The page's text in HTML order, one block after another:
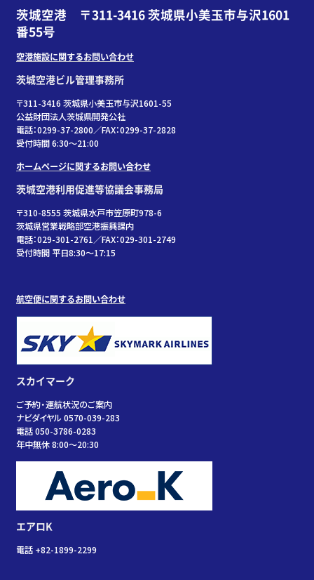
茨城空港 〒311-3416 茨城県小美玉市与沢1601
番55号
空港施設に関するお問い合わせ
茨城空港ビル管理事務所
〒311-3416 茨城県小美玉市与沢1601-55
公益財団法人茨城県開発公社
電話：0299-37-2800／FAX：0299-37-2828
受付時間 6:30〜21:00
ホームページに関するお問い合わせ
茨城空港利用促進等協議会事務局
〒310-8555 茨城県水戸市笠原町978-6
茨城県営業戦略部空港振興課内
電話：029-301-2761／FAX：029-301-2749
受付時間 平日8:30～17:15
航空便に関するお問い合わせ
スカイマーク
ご予約・運航状況のご案内
ナビダイヤル 0570-039-283
電話 050-3786-0283
年中無休 8:00～20:30
エアロK
電話 +82-1899-2299